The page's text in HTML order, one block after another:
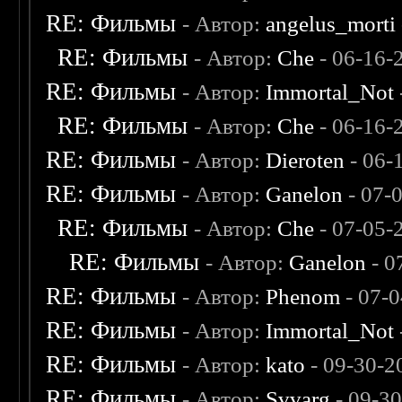
RE: Фильмы - Автор: angelus_morti
RE: Фильмы - Автор: Che - 06-16-
RE: Фильмы - Автор: Immortal_Not
RE: Фильмы - Автор: Che - 06-16-
RE: Фильмы - Автор:Dieroten - 06-
RE: Фильмы - Автор: Ganelon - 07-
RE: Фильмы - Автор: Che - 07-05-
RE: Фильмы - Автор: Ganelon -
RE: Фильмы - Автор:Phenom - 07-
RE: Фильмы - Автор: Immortal_Not
RE: Фильмы - Автор:kato - 09-30-